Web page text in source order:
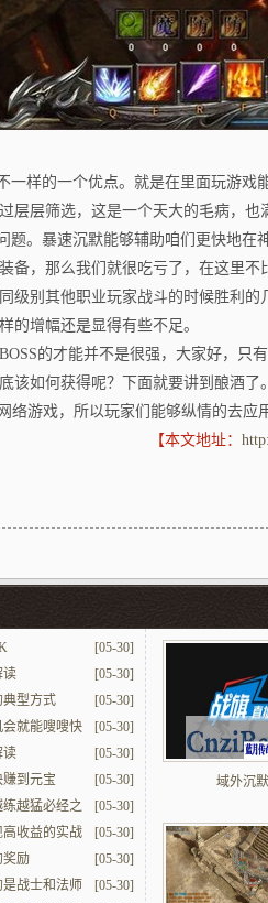
一样的一个优点。就是在里面玩游戏
层层筛选，这是一个天大的毛病，
题。暴速沉默能够辅助咱们更快地在
备，那么我们就很吃亏了，在这里
级别其他职业玩家战斗的时候胜利
的增幅还是显得有些不足。
的才能并不是很强，大家好，只
该如何获得呢？下面就要讲到酿酒
络游戏，所以玩家们能够纵情的去应
【本文地址：
[05-30]
[05-30]
读
[05-30]
典型方式
[05-30]
就能嗖嗖快
[05-30]
读
[05-30]
到元宝
[05-30]
越猛必经之
[05-30]
收益的实战
[05-30]
奖励
[05-30]
战士和法师
域外沉默